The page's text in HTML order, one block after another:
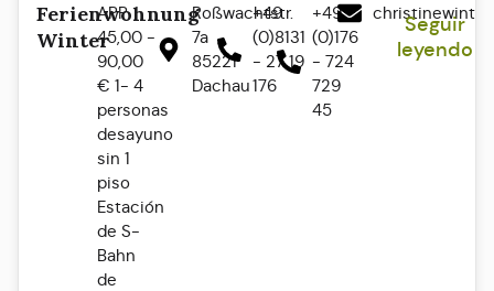
Ferienwohnung
Winter
APP
45,00 -
90,00
€ 1- 4
personas
desayuno
sin 1
piso
Estación
de S-
Bahn
de
Roßwachtstr.
7a
85221
Dachau
+49
(0)8131
- 27 19
176
+49
(0)176
- 724
729
45
Seguir
leyendo